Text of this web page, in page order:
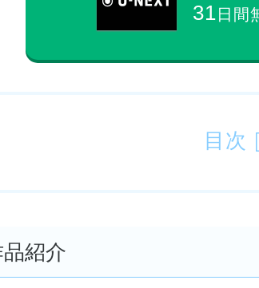
31 日間
目次
紹介